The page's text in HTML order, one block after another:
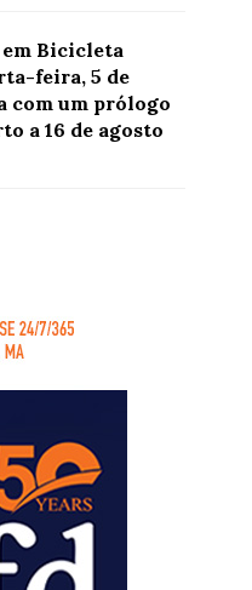
Bicicleta
feira, 5 de
com um prólogo
a 16 de agosto